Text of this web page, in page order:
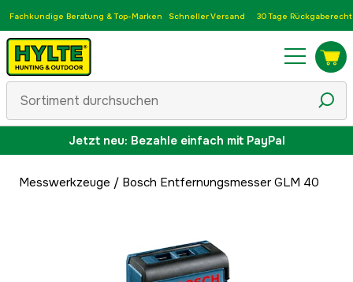
Fachkundige Beratung & Top-Marken Schneller Versand 30 Tage Rückgaberecht
Jetzt neu: Bezahle einfach mit PayPal
Messwerkzeuge / Bosch Entfernungsmesser GLM 40